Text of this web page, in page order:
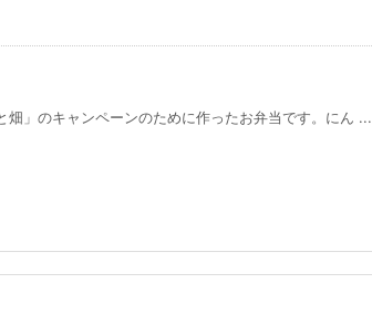
畑」のキャンペーンのために作ったお弁当です。にん ...